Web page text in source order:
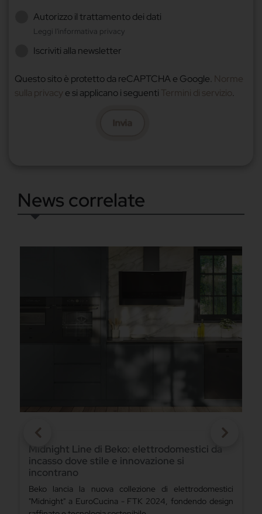
Autorizzo il trattamento dei dati
Leggi l'informativa privacy
Iscriviti alla newsletter
Questo sito è protetto da reCAPTCHA e Google. Norme
sulla privacy e si applicano i seguenti Termini di servizio.
Invia
News correlate
Lapitec pietra sinterizzata: un materiale per
top cucina dalle proprietà uniche
Superficie naturale ed ecologica, ma ultra-resistente a
macchie, graffi e agli effetti del tempo.
Categoria: